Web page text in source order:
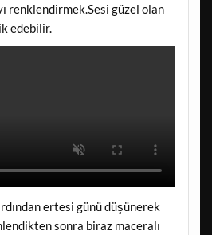
renklendirmek.Sesi güzel olan
edebilir.
ertesi günü düşünerek
sonra biraz maceralı